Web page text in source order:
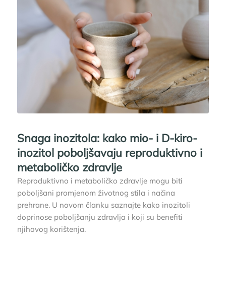
Snaga inozitola: kako mio- i D-kiro-
inozitol poboljšavaju reproduktivno i
metaboličko zdravlje
Reproduktivno i metaboličko zdravlje mogu biti
poboljšani promjenom životnog stila i načina
prehrane. U novom članku saznajte kako inozitoli
doprinose poboljšanju zdravlja i koji su benefiti
njihovog korištenja.